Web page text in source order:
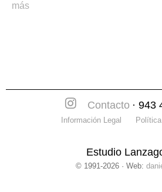
más
Contacto · 943
Información Legal
Estudio
© 1991-2026 · Web: